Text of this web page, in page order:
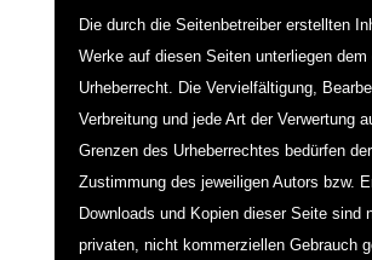
Die durch die Seitenbetreiber erstellten
Werke auf diesen Seiten unterliegen dem
Urheberrecht. Die Vervielfältigung,
Verbreitung und jede Art der Verwertung
Grenzen des Urheberrechtes bedürfen
Zustimmung des jeweiligen Autors bzw.
Downloads und Kopien dieser Seite sind
privaten, nicht kommerziellen Gebrauch